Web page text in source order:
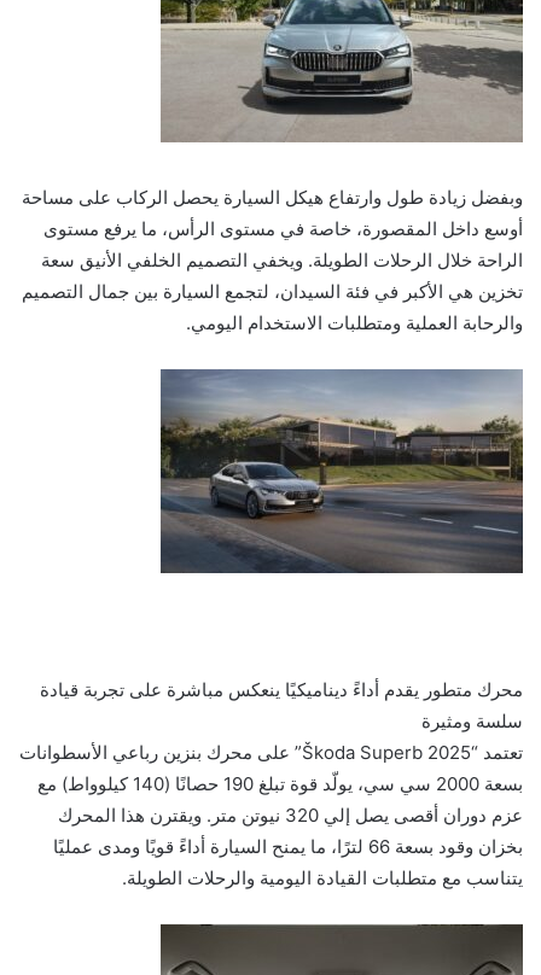
وبفضل زيادة طول وارتفاع هيكل السيارة يحصل الركاب على مساحة
أوسع داخل المقصورة، خاصة في مستوى الرأس، ما يرفع مستوى
الراحة خلال الرحلات الطويلة. ويخفي التصميم الخلفي الأنيق سعة
تخزين هي الأكبر في فئة السيدان، لتجمع السيارة بين جمال التصميم
والرحابة العملية ومتطلبات الاستخدام اليومي.
محرك متطور يقدم أداءً ديناميكيًا ينعكس مباشرة على تجربة قيادة
سلسة ومثيرة
تعتمد “Škoda Superb 2025” على محرك بنزين رباعي الأسطوانات
بسعة 2000 سي سي، يولّد قوة تبلغ 190 حصانًا (140 كيلوواط) مع
عزم دوران أقصى يصل إلي 320 نيوتن متر. ويقترن هذا المحرك
بخزان وقود بسعة 66 لترًا، ما يمنح السيارة أداءً قويًا ومدى عمليًا
يتناسب مع متطلبات القيادة اليومية والرحلات الطويلة.